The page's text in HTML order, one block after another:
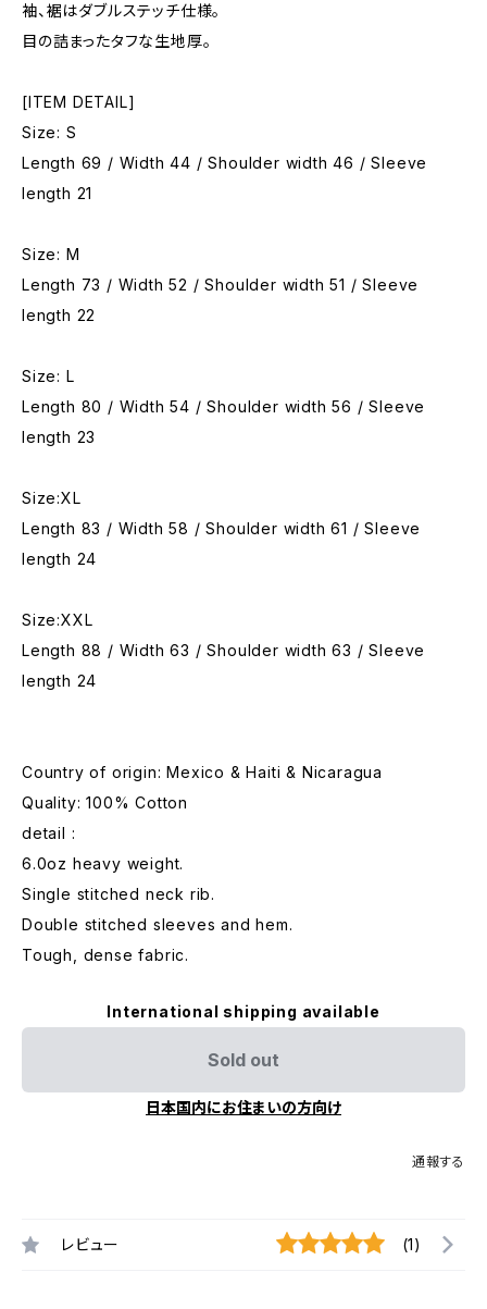
袖、裾はダブルステッチ仕様。
目の詰まったタフな生地厚。
[ITEM DETAIL]
Size: S
Length 69 / Width 44 / Shoulder width 46 / Sleeve
length 21
Size: M
Length 73 / Width 52 / Shoulder width 51 / Sleeve
length 22
Size: L
Length 80 / Width 54 / Shoulder width 56 / Sleeve
length 23
Size:XL
Length 83 / Width 58 / Shoulder width 61 / Sleeve
length 24
Size:XXL
Length 88 / Width 63 / Shoulder width 63 / Sleeve
length 24
Country of origin: Mexico & Haiti & Nicaragua
Quality: 100% Cotton
detail :
6.0oz heavy weight.
Single stitched neck rib.
Double stitched sleeves and hem.
Tough, dense fabric.
International shipping available
Sold out
日本国内にお住まいの方向け
通報する
レビュー (1)